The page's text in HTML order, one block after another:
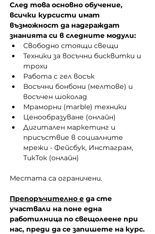
След това основно обучение,
всички курсисти имат
възможност да надграждат
знанията си в следните модули:
Свободно стоящи свещи
Техники за восъчни бисквитки и
трохи
Работа с гел восък
Восъчни бонбони (мелтове) и
восъчен шоколад
Мраморни (marble) техники
Ценообразуване (онлайн)
Дигитален маркетинг и
присъствие в социалните
мрежи - Фейсбук, Инстаграм,
ТикТок (онлайн)
Местата са ограничени.
Препоръчително е да сте
участвали на поне една
работилница по свещолеене при
нас, преди да се запишете на курс.